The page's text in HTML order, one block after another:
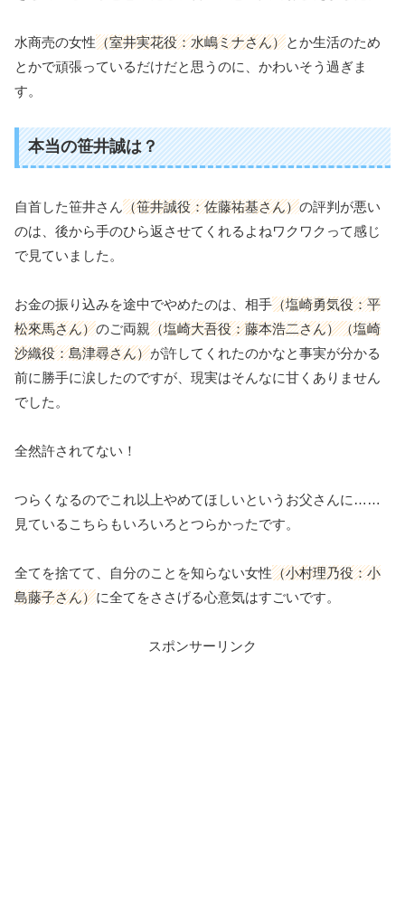
水商売の女性（室井実花役：水嶋ミナさん）とか生活のため
とかで頑張っているだけだと思うのに、かわいそう過ぎま
す。
本当の笹井誠は？
自首した笹井さん（笹井誠役：佐藤祐基さん）の評判が悪い
のは、後から手のひら返させてくれるよねワクワクって感じ
で見ていました。
お金の振り込みを途中でやめたのは、相手（塩崎勇気役：平
松來馬さん）のご両親（塩崎大吾役：藤本浩二さん）（塩崎
沙織役：島津尋さん）が許してくれたのかなと事実が分かる
前に勝手に涙したのですが、現実はそんなに甘くありません
でした。
全然許されてない！
つらくなるのでこれ以上やめてほしいというお父さんに……
見ているこちらもいろいろとつらかったです。
全てを捨てて、自分のことを知らない女性（小村理乃役：小
島藤子さん）に全てをささげる心意気はすごいです。
スポンサーリンク